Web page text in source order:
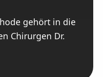
gehört in die
Chirurgen Dr.